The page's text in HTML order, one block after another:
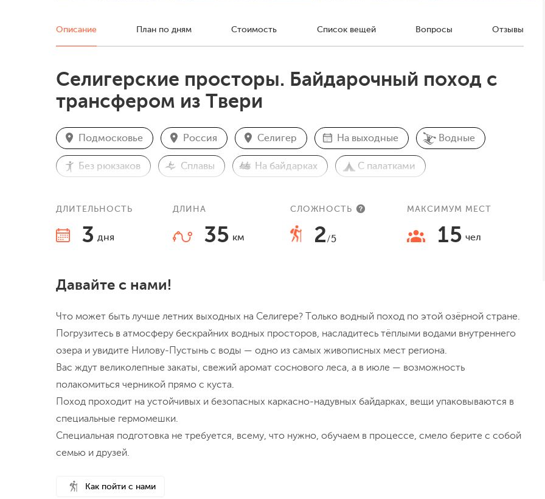
Описание План по дням Стоимость Список вещей Вопросы Отзывы
Селигерские просторы. Байдарочный поход с
трансфером из Твери
Подмосковье Россия Селигер На выходные Водные
Без рюкзаков Сплавы На байдарках С палатками
ДЛИТЕЛЬНОСТЬ
3 дня
ДЛИНА
35 км
СЛОЖНОСТЬ
2/5
МАКСИМУМ МЕСТ
15 чел
Давайте с нами!
Что может быть лучше летних выходных на Селигере? Только водный поход по этой озёрной стране.
Погрузитесь в атмосферу бескрайних водных просторов, насладитесь тёплыми водами внутреннего
озера и увидите Нилову-Пустынь с воды — одно из самых живописных мест региона.
Вас ждут великолепные закаты, свежий аромат соснового леса, а в июле — возможность
полакомиться черникой прямо с куста.
Поход проходит на устойчивых и безопасных каркасно-надувных байдарках, вещи упаковываются в
специальные гермомешки.
Специальная подготовка не требуется, всему, что нужно, обучаем в процессе, смело берите с собой
семью и друзей.
Как пойти с нами